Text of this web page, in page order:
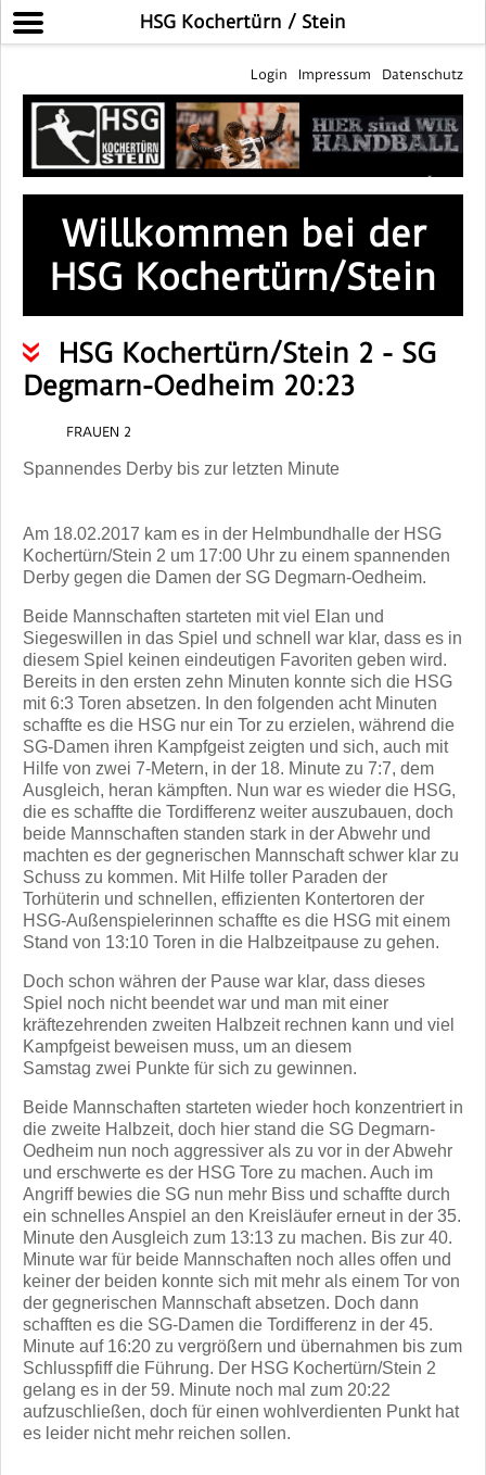
HSG Kochertürn / Stein
Login Impressum Datenschutz
Willkommen bei der
HSG Kochertürn/Stein
HSG Kochertürn/Stein 2 - SG
Degmarn-Oedheim 20:23
FRAUEN 2
Spannendes Derby bis zur letzten Minute
Am 18.02.2017 kam es in der Helmbundhalle der HSG
Kochertürn/Stein 2 um 17:00 Uhr zu einem spannenden
Derby gegen die Damen der SG Degmarn-Oedheim.
Beide Mannschaften starteten mit viel Elan und
Siegeswillen in das Spiel und schnell war klar, dass es in
diesem Spiel keinen eindeutigen Favoriten geben wird.
Bereits in den ersten zehn Minuten konnte sich die HSG
mit 6:3 Toren absetzen. In den folgenden acht Minuten
schaffte es die HSG nur ein Tor zu erzielen, während die
SG-Damen ihren Kampfgeist zeigten und sich, auch mit
Hilfe von zwei 7-Metern, in der 18. Minute zu 7:7, dem
Ausgleich, heran kämpften. Nun war es wieder die HSG,
die es schaffte die Tordifferenz weiter auszubauen, doch
beide Mannschaften standen stark in der Abwehr und
machten es der gegnerischen Mannschaft schwer klar zu
Schuss zu kommen. Mit Hilfe toller Paraden der
Torhüterin und schnellen, effizienten Kontertoren der
HSG-Außenspielerinnen schaffte es die HSG mit einem
Stand von 13:10 Toren in die Halbzeitpause zu gehen.
Doch schon währen der Pause war klar, dass dieses
Spiel noch nicht beendet war und man mit einer
kräftezehrenden zweiten Halbzeit rechnen kann und viel
Kampfgeist beweisen muss, um an diesem
Samstag zwei Punkte für sich zu gewinnen.
Beide Mannschaften starteten wieder hoch konzentriert in
die zweite Halbzeit, doch hier stand die SG Degmarn-
Oedheim nun noch aggressiver als zu vor in der Abwehr
und erschwerte es der HSG Tore zu machen. Auch im
Angriff bewies die SG nun mehr Biss und schaffte durch
ein schnelles Anspiel an den Kreisläufer erneut in der 35.
Minute den Ausgleich zum 13:13 zu machen. Bis zur 40.
Minute war für beide Mannschaften noch alles offen und
keiner der beiden konnte sich mit mehr als einem Tor von
der gegnerischen Mannschaft absetzen. Doch dann
schafften es die SG-Damen die Tordifferenz in der 45.
Minute auf 16:20 zu vergrößern und übernahmen bis zum
Schlusspfiff die Führung. Der HSG Kochertürn/Stein 2
gelang es in der 59. Minute noch mal zum 20:22
aufzuschließen, doch für einen wohlverdienten Punkt hat
es leider nicht mehr reichen sollen.